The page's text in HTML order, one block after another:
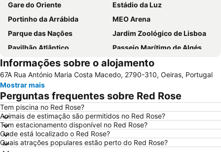
Gare do Oriente
Estádio da Luz
Portinho da Arrábida
MEO Arena
Parque das Nações
Jardim Zoológico de Lisboa
Pavilhão Atlântico
Passeio Marítimo de Algés
Benfica
Praias de Santa Cruz
Baixa de Lisboa
Parque Eduardo VII
Praça de Touros de Campo Pequeno
Praia das Azenhas do Mar
Estação de Caminhos de Ferro de Sete Rios
Belém
Avenida da Liberdade
da Figueirinha
Marquês de Pombal
Praia das Maçãs
Fonte da Telha
Informações sobre o alojamento
67A Rua António Maria Costa Macedo, 2790-310, Oeiras, Portugal
Mostrar mais
Perguntas frequentes sobre Red Rose
Tem piscina no Red Rose?
Animais de estimação são permitidos no Red Rose?
Tem estacionamento disponível no Red Rose?
Onde está localizado o Red Rose?
Quais atrações populares estão perto do Red Rose?